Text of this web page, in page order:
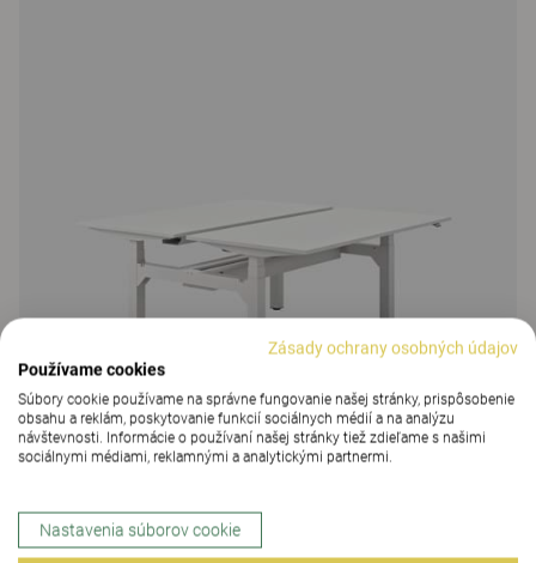
Polaris
Zásady ochrany osobných údajov
Používame cookies
Súbory cookie používame na správne fungovanie našej stránky, prispôsobenie
obsahu a reklám, poskytovanie funkcií sociálnych médií a na analýzu
návštevnosti. Informácie o používaní našej stránky tiež zdieľame s našimi
sociálnymi médiami, reklamnými a analytickými partnermi.
Nastavenia súborov cookie